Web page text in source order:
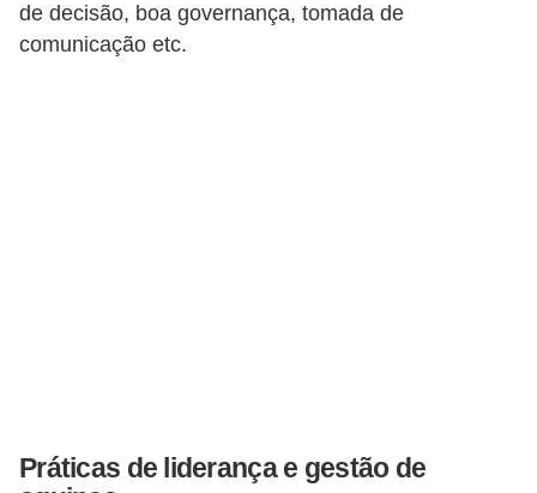
de decisão, boa governança, tomada de
comunicação etc.
Práticas de liderança e gestão de
e
e
ô
n